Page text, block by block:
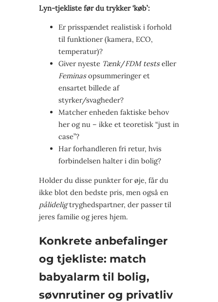
Lyn-tjekliste før du trykker ‘køb’:
Er prisspændet realistisk i forhold
til funktioner (kamera, ECO,
temperatur)?
Giver nyeste Tænk/FDM testseller
Feminasopsummeringer et
ensartet billede af
styrker/svagheder?
Matcher enheden faktiske behov
her og nu – ikke et teoretisk “just in
case”?
Har forhandleren fri retur, hvis
forbindelsen halter i din bolig?
Holder du disse punkter for øje, får du
ikke blot den bedste pris, men også en
pålideligtryghedspartner, der passer til
jeres familie og jeres hjem.
Konkrete anbefalinger
og tjekliste: match
babyalarm til bolig,
søvnrutiner og privatliv